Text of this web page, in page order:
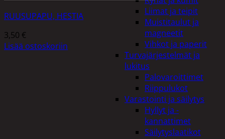
Liimat ja teipit
Muistitaulut ja
magneetit
Vihkot ja paperit
Turvajärjestelmät ja
lukitus
Palovaroittimet
Riippulukot
Varastointi ja säilytys
Hyllyt ja -
kannattimet
Säilytyslaatikot
RUUSUPAPU, HESTIA
3,50 €
Lisää ostoskoriin